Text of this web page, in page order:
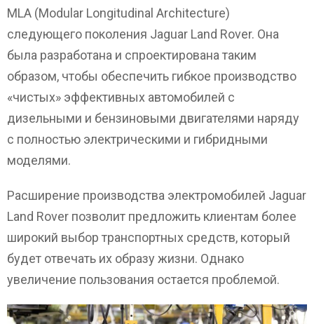
MLA (Modular Longitudinal Architecture)
следующего поколения Jaguar Land Rover. Она
была разработана и спроектирована таким
образом, чтобы обеспечить гибкое производство
«чистых» эффективных автомобилей с
дизельными и бензиновыми двигателями наряду
с полностью электрическими и гибридными
моделями.
Расширение производства электромобилей Jaguar
Land Rover позволит предложить клиентам более
широкий выбор транспортных средств, который
будет отвечать их образу жизни. Однако
увеличение пользования остается проблемой.